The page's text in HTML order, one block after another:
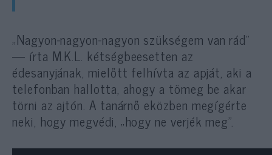
„Nagyon-nagyon-nagyon szükségem van rád”
— írta M.K.L. kétségbeesetten az
édesanyjának, mielőtt felhívta az apját, aki a
telefonban hallotta, ahogy a tömeg be akar
törni az ajtón. A tanárnő eközben megígérte
neki, hogy megvédi, „hogy ne verjék meg”.